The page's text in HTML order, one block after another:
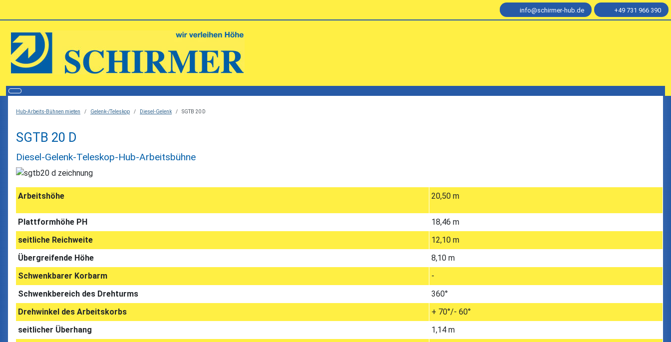
+49 731 966 390
info@schirmer-hub.de
Hub-Arbeits-Bühnen mieten Gelenk-/Teleskop Diesel-Gelenk SGTB 20 D
SGTB 20 D
Diesel-Gelenk-Teleskop-Hub-Arbeitsbühne
Arbeitshöhe 20,50 m
Plattformhöhe PH
18,46 m
seitliche Reichweite
12,10 m
Übergreifende Höhe
8,10 m
Schwenkbarer Korbarm
-
Schwenkbereich des Drehturms
360°
Drehwinkel des Arbeitskorbs
+ 70°/- 60°
seitlicher Überhang
1,14 m